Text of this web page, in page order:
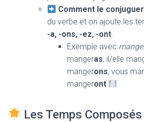
Comment le
du verbe et on ajoute les
-a, -ons, -ez, -ont.
Exemple avec
mangeras, il/elle
mangerons, vous
mangeront
Les Temps Composés